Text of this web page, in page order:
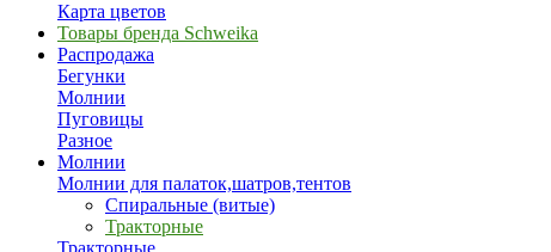
Карта цветов
Товары бренда Schweika
Распродажа
Бегунки
Молнии
Пуговицы
Разное
Молнии
Молнии для палаток,шатров,тентов
Спиральные (витые)
Тракторные
Тракторные